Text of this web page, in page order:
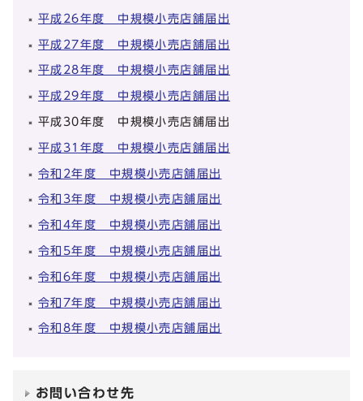
平成26年度 中規模小売店舗届出
平成27年度 中規模小売店舗届出
平成28年度 中規模小売店舗届出
平成29年度 中規模小売店舗届出
平成30年度 中規模小売店舗届出
平成31年度 中規模小売店舗届出
令和2年度 中規模小売店舗届出
令和3年度 中規模小売店舗届出
令和4年度 中規模小売店舗届出
令和5年度 中規模小売店舗届出
令和6年度 中規模小売店舗届出
令和7年度 中規模小売店舗届出
令和8年度 中規模小売店舗届出
お問い合わせ先